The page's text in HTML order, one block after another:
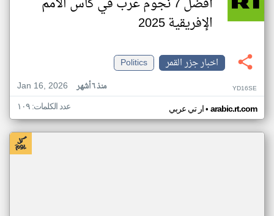
الإفريقية 2025
اخبار جزر القمر
Politics
Jan 16, 2026
منذ ٦ أشهر YD16SE
ار تي عربي• arabic.rt.com عدد الكلمات: ١٠٩